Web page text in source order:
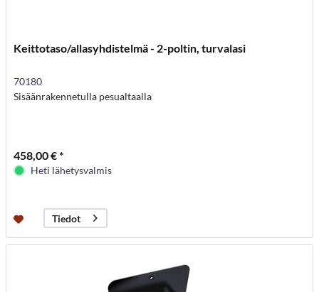
Keittotaso/allasyhdistelmä - 2-poltin, turvalasi
70180
Sisäänrakennetulla pesualtaalla
458,00 € *
Heti lähetysvalmis
Tiedot